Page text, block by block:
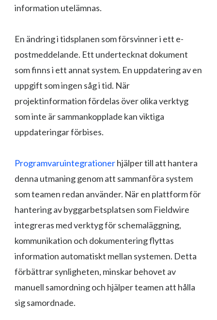
information utelämnas.
En ändring i tidsplanen som försvinner i ett e-
postmeddelande. Ett undertecknat dokument
som finns i ett annat system. En uppdatering av en
uppgift som ingen såg i tid. När
projektinformation fördelas över olika verktyg
som inte är sammankopplade kan viktiga
uppdateringar förbises.
Programvaruintegrationerhjälper till att hantera
denna utmaning genom att sammanföra system
som teamen redan använder. När en plattform för
hantering av byggarbetsplatsen som Fieldwire
integreras med verktyg för schemaläggning,
kommunikation och dokumentering flyttas
information automatiskt mellan systemen. Detta
förbättrar synligheten, minskar behovet av
manuell samordning och hjälper teamen att hålla
sig samordnade.